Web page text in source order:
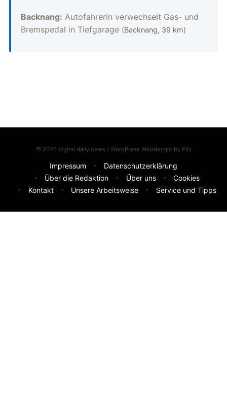
Backnang: Autofahrerin verwechselt Gas- und
Bremspedal in Tiefgarage (Backnang, 39 km)
© 2026 digital daily news / WordPress Webdesgin by PIN
Impressum
Datenschutzerklärung
Über die Redaktion
Über uns
Cookies
Kontakt
Unsere Arbeitsweise Service und Tipps